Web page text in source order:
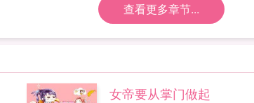
查看更多章节...
女帝要从掌门做起